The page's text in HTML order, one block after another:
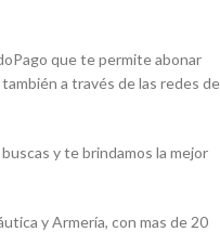
que te permite abonar
a través de las redes de
y te brindamos la mejor
y Armería, con mas de 20